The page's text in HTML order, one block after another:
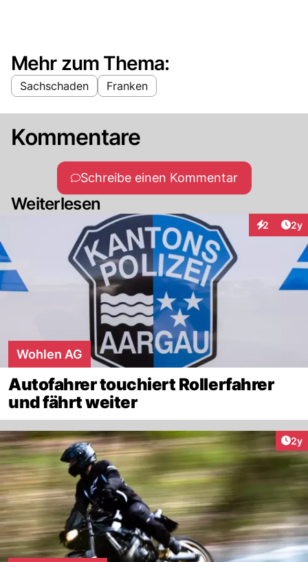
Mehr zum Thema:
Sachschaden Franken
Kommentare
Schreibe einen Kommentar
Weiterlesen
2 2y
Wohlen AG
Autofahrer touchiert Rollerfahrer
und fährt weiter
2y